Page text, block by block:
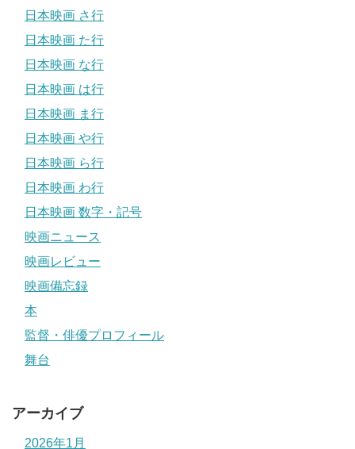
日本映画 さ行
日本映画 た行
日本映画 な行
日本映画 は行
日本映画 ま行
日本映画 や行
日本映画 ら行
日本映画 わ行
日本映画 数字・記号
映画ニュース
映画レビュー
映画備忘録
本
監督・俳優プロフィール
舞台
アーカイブ
2026年1月